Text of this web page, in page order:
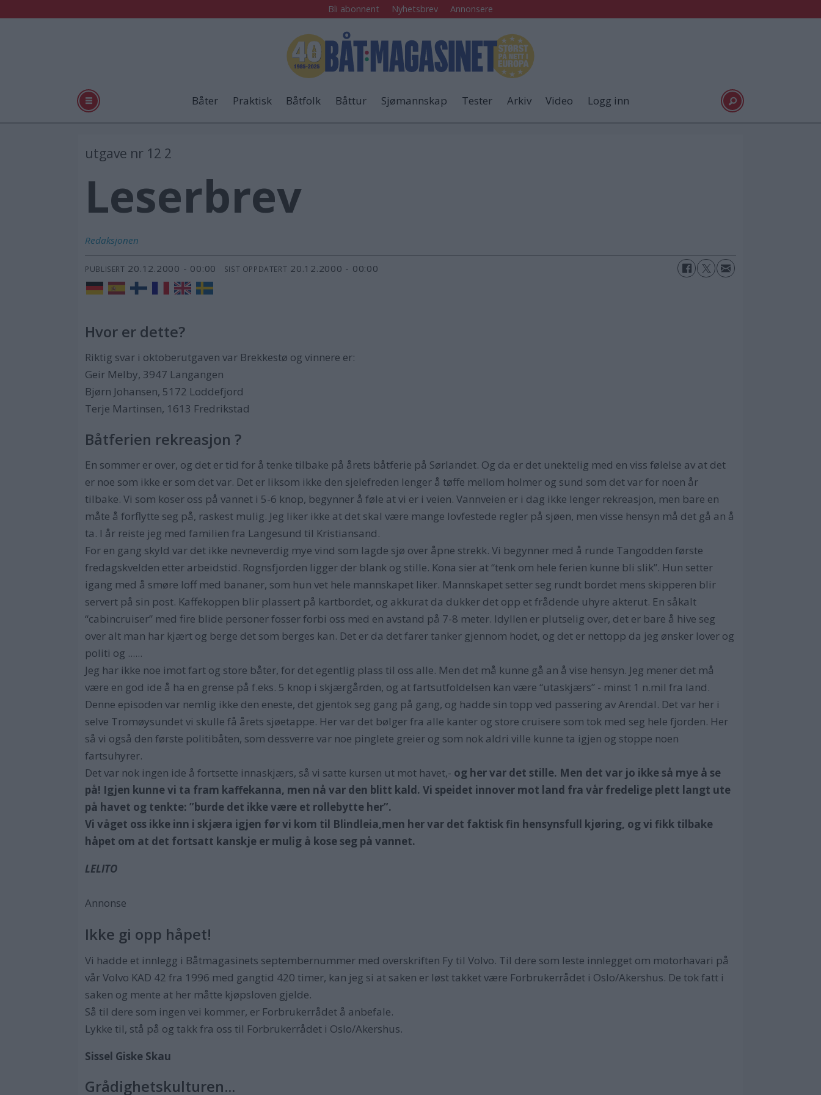
Bli abonnent Nyhetsbrev Annonsere
Båter Praktisk Båtfolk Båttur Sjømannskap Tester Arkiv Video Logg inn
utgave nr 12 2
Leserbrev
Redaksjonen
PUBLISERT 20.12.2000 - 00:00 SIST OPPDATERT 20.12.2000 - 00:00
Hvor er dette?
Riktig svar i oktoberutgaven var Brekkestø og vinnere er:
Geir Melby, 3947 Langangen
Bjørn Johansen, 5172 Loddefjord
Terje Martinsen, 1613 Fredrikstad
Båtferien rekreasjon ?
En sommer er over, og det er tid for å tenke tilbake på årets båtferie på Sørlandet. Og da er det unektelig med en viss følelse av at det
er noe som ikke er som det var. Det er liksom ikke den sjelefreden lenger å tøffe mellom holmer og sund som det var for noen år
tilbake. Vi som koser oss på vannet i 5-6 knop, begynner å føle at vi er i veien. Vannveien er i dag ikke lenger rekreasjon, men bare en
måte å forflytte seg på, raskest mulig. Jeg liker ikke at det skal være mange lovfestede regler på sjøen, men visse hensyn må det gå an å
ta. I år reiste jeg med familien fra Langesund til Kristiansand.
For en gang skyld var det ikke nevneverdig mye vind som lagde sjø over åpne strekk. Vi begynner med å runde Tangodden første
fredagskvelden etter arbeidstid. Rognsfjorden ligger der blank og stille. Kona sier at “tenk om hele ferien kunne bli slik”. Hun setter
igang med å smøre loff med bananer, som hun vet hele mannskapet liker. Mannskapet setter seg rundt bordet mens skipperen blir
servert på sin post. Kaffekoppen blir plassert på kartbordet, og akkurat da dukker det opp et frådende uhyre akterut. En såkalt
“cabincruiser” med fire blide personer fosser forbi oss med en avstand på 7-8 meter. Idyllen er plutselig over, det er bare å hive seg
over alt man har kjært og berge det som berges kan. Det er da det farer tanker gjennom hodet, og det er nettopp da jeg ønsker lover og
politi og ......
Jeg har ikke noe imot fart og store båter, for det egentlig plass til oss alle. Men det må kunne gå an å vise hensyn. Jeg mener det må
være en god ide å ha en grense på f.eks. 5 knop i skjærgården, og at fartsutfoldelsen kan være “utaskjærs” - minst 1 n.mil fra land.
Denne episoden var nemlig ikke den eneste, det gjentok seg gang på gang, og hadde sin topp ved passering av Arendal. Det var her i
selve Tromøysundet vi skulle få årets sjøetappe. Her var det bølger fra alle kanter og store cruisere som tok med seg hele fjorden. Her
så vi også den første politibåten, som dessverre var noe pinglete greier og som nok aldri ville kunne ta igjen og stoppe noen
fartsuhyrer.
Det var nok ingen ide å fortsette innaskjærs, så vi satte kursen ut mot havet,- og her var det stille. Men det var jo ikke så mye å se
på! Igjen kunne vi ta fram kaffekanna, men nå var den blitt kald. Vi speidet innover mot land fra vår fredelige plett langt ute
på havet og tenkte: ”burde det ikke være et rollebytte her”.
Vi våget oss ikke inn i skjæra igjen før vi kom til Blindleia,men her var det faktisk fin hensynsfull kjøring, og vi fikk tilbake
håpet om at det fortsatt kanskje er mulig å kose seg på vannet.
LELITO
Annonse
Ikke gi opp håpet!
Vi hadde et innlegg i Båtmagasinets septembernummer med overskriften Fy til Volvo. Til dere som leste innlegget om motorhavari på
vår Volvo KAD 42 fra 1996 med gangtid 420 timer, kan jeg si at saken er løst takket være Forbrukerrådet i Oslo/Akershus. De tok fatt i
saken og mente at her måtte kjøpsloven gjelde.
Så til dere som ingen vei kommer, er Forbrukerrådet å anbefale.
Lykke til, stå på og takk fra oss til Forbrukerrådet i Oslo/Akershus.
Sissel Giske Skau
Grådighetskulturen...